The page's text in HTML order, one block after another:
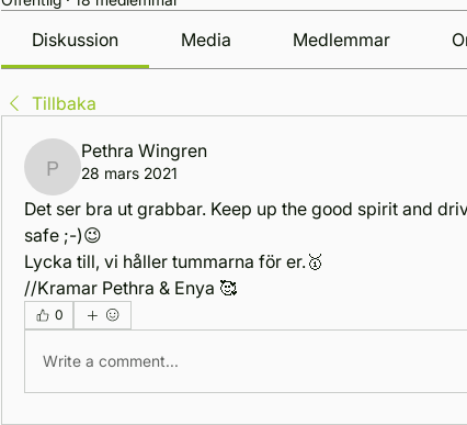
Diskussion Media Medlemmar
Tillbaka
Pethra Wingren
Pethra Wingren
28 mars 2021
Det ser bra ut grabbar. Keep up the good spirit and
safe ;-)😉
Lycka till, vi håller tummarna för er.🥇
//Kramar Pethra & Enya 🥰
0
Write a comment...